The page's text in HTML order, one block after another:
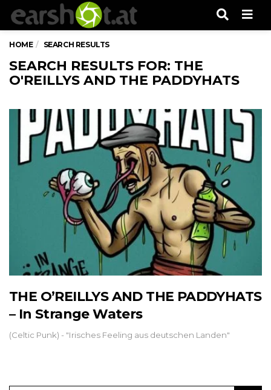
HOME SEARCH RESULTS
SEARCH RESULTS FOR: THE
O'REILLYS AND THE PADDYHATS
THE O’REILLYS AND THE PADDYHATS
– In Strange Waters
(Celtic Punk) - "Irisches Feeling aus deutschen Landen"